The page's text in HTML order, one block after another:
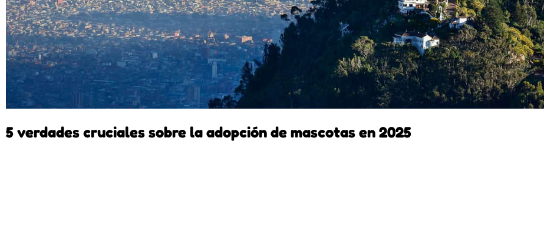
5 verdades cruciales sobre la adopción de mascotas en 2025